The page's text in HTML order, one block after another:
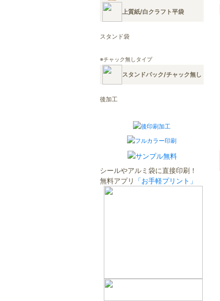
上質紙/白クラフト平袋
スタンド袋
※チャック無しタイプ
スタンドパック/チャック無し
後加工
シールやアルミ袋に直接印刷！
無料アプリ
「お手軽プリント」